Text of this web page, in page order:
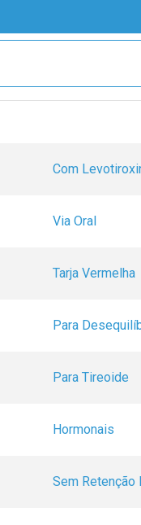
Com
Via Oral
Tarja Vermelha
Para
Para Tireoide
Hormonais
Sem Retenção